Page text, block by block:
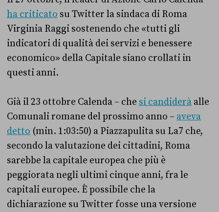
ha criticato su Twitter la sindaca di Roma
Virginia Raggi sostenendo che «tutti gli
indicatori di qualità dei servizi e benessere
economico» della Capitale siano crollati in
questi anni.
Già il 23 ottobre Calenda – che si candiderà alle
Comunali romane del prossimo anno – aveva
detto (min. 1:03:50) a Piazzapulita su La7 che,
secondo la valutazione dei cittadini, Roma
sarebbe la capitale europea che più è
peggiorata negli ultimi cinque anni, fra le
capitali europee. È possibile che la
dichiarazione su Twitter fosse una versione